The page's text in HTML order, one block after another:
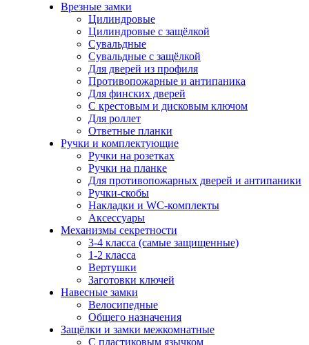
Врезные замки
Цилиндровые
Цилиндровые с защёлкой
Сувальдные
Сувальдные с защёлкой
Для дверей из профиля
Противопожарные и антипаника
Для финских дверей
С крестовым и дисковым ключом
Для роллет
Ответные планки
Ручки и комплектующие
Ручки на розетках
Ручки на планке
Для противопожарных дверей и антипаники
Ручки-скобы
Накладки и WC-комплекты
Аксессуары
Механизмы секретности
3-4 класса (самые защищенные)
1-2 класса
Вертушки
Заготовки ключей
Навесные замки
Велосипедные
Общего назначения
Защёлки и замки межкомнатные
С пластиковым язычком